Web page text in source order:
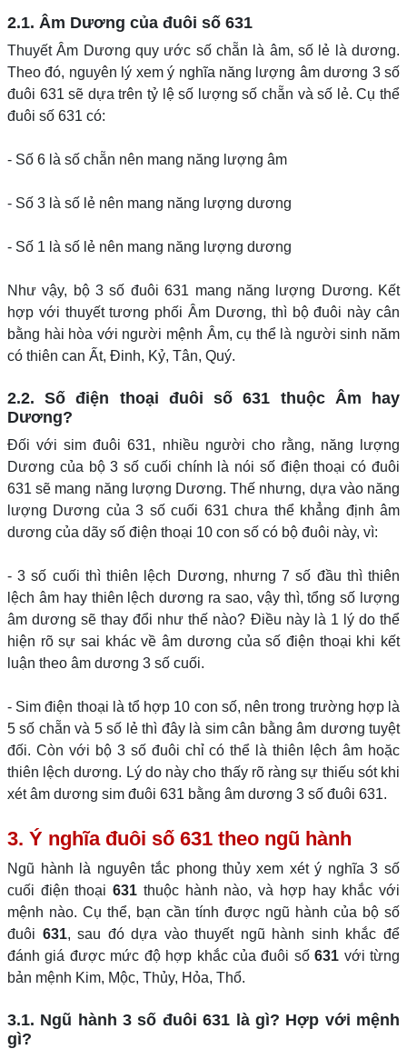
2.1. Âm Dương của đuôi số 631
Thuyết Âm Dương quy ước số chẵn là âm, số lẻ là dương.
Theo đó, nguyên lý xem ý nghĩa năng lượng âm dương 3 số
đuôi 631 sẽ dựa trên tỷ lệ số lượng số chẵn và số lẻ. Cụ thể
đuôi số 631 có:
- Số 6 là số chẵn nên mang năng lượng âm
- Số 3 là số lẻ nên mang năng lượng dương
- Số 1 là số lẻ nên mang năng lượng dương
Như vậy, bộ 3 số đuôi 631 mang năng lượng Dương. Kết
hợp với thuyết tương phối Âm Dương, thì bộ đuôi này cân
bằng hài hòa với người mệnh Âm, cụ thể là người sinh năm
có thiên can Ất, Đinh, Kỷ, Tân, Quý.
2.2. Số điện thoại đuôi số 631 thuộc Âm hay
Dương?
Đối với sim đuôi 631, nhiều người cho rằng, năng lượng
Dương của bộ 3 số cuối chính là nói số điện thoại có đuôi
631 sẽ mang năng lượng Dương. Thế nhưng, dựa vào năng
lượng Dương của 3 số cuối 631 chưa thể khẳng định âm
dương của dãy số điện thoại 10 con số có bộ đuôi này, vì:
- 3 số cuối thì thiên lệch Dương, nhưng 7 số đầu thì thiên
lệch âm hay thiên lệch dương ra sao, vậy thì, tổng số lượng
âm dương sẽ thay đổi như thế nào? Điều này là 1 lý do thể
hiện rõ sự sai khác về âm dương của số điện thoại khi kết
luận theo âm dương 3 số cuối.
- Sim điện thoại là tổ hợp 10 con số, nên trong trường hợp là
5 số chẵn và 5 số lẻ thì đây là sim cân bằng âm dương tuyệt
đối. Còn với bộ 3 số đuôi chỉ có thể là thiên lệch âm hoặc
thiên lệch dương. Lý do này cho thấy rõ ràng sự thiếu sót khi
xét âm dương sim đuôi 631 bằng âm dương 3 số đuôi 631.
3. Ý nghĩa đuôi số 631 theo ngũ hành
Ngũ hành là nguyên tắc phong thủy xem xét ý nghĩa 3 số
cuối điện thoại631 thuộc hành nào, và hợp hay khắc với
mệnh nào. Cụ thể, bạn cần tính được ngũ hành của bộ số
đuôi 631, sau đó dựa vào thuyết ngũ hành sinh khắc để
đánh giá được mức độ hợp khắc của đuôi số631 với từng
bản mệnh Kim, Mộc, Thủy, Hỏa, Thổ.
3.1. Ngũ hành 3 số đuôi 631 là gì? Hợp với mệnh
gì?